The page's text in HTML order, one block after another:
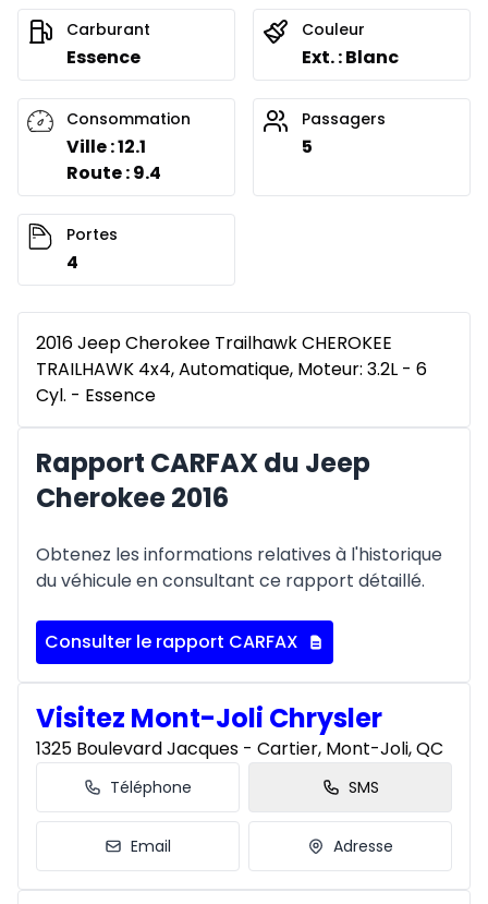
Carburant
Essence
Couleur
Ext. : Blanc
Consommation
Ville : 12.1
Route : 9.4
Passagers
5
Portes
4
2016 Jeep Cherokee Trailhawk CHEROKEE
TRAILHAWK 4x4, Automatique, Moteur: 3.2L - 6
Cyl. - Essence
Rapport CARFAX du Jeep
Cherokee 2016
Obtenez les informations relatives à l'historique
du véhicule en consultant ce rapport détaillé.
Consulter le rapport CARFAX
Visitez Mont-Joli Chrysler
1325 Boulevard Jacques - Cartier, Mont-Joli, QC
Téléphone SMS
Email Adresse